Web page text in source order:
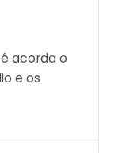
acorda o
e os